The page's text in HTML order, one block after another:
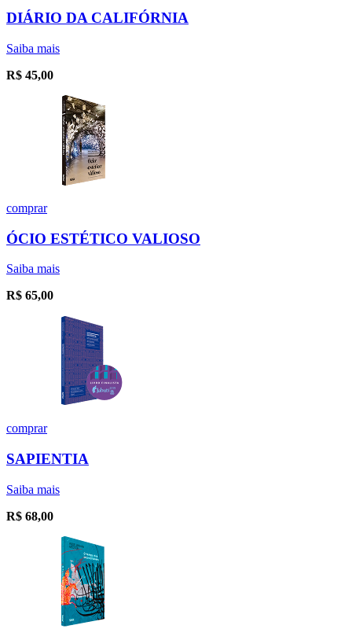
DIÁRIO DA CALIFÓRNIA
Saiba mais
R$ 45,00
comprar
ÓCIO ESTÉTICO VALIOSO
Saiba mais
R$ 65,00
comprar
SAPIENTIA
Saiba mais
R$ 68,00